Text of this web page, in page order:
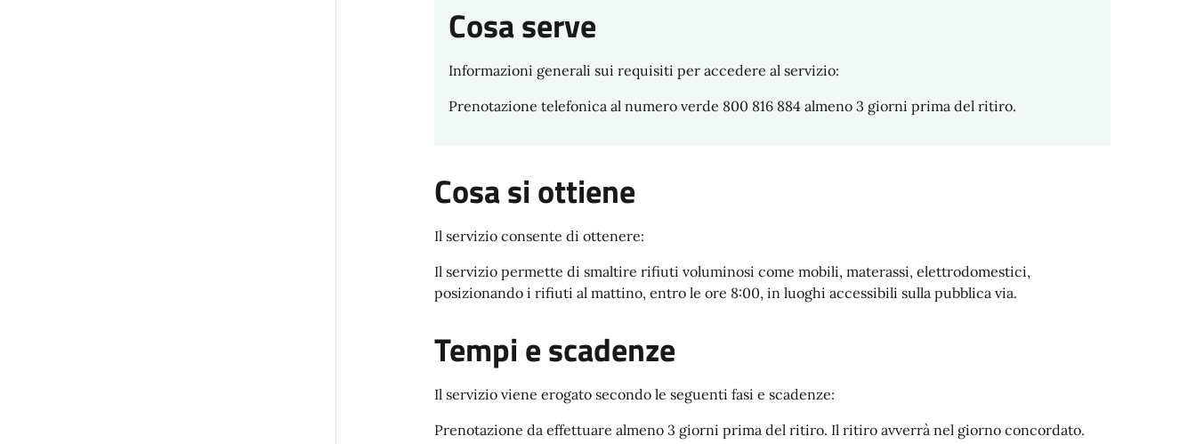
Cosa serve
Informazioni generali sui requisiti per accedere al servizio:
Prenotazione telefonica al numero verde 800 816 884 almeno 3 giorni prima del ritiro.
Cosa si ottiene
Il servizio consente di ottenere:
Il servizio permette di smaltire rifiuti voluminosi come mobili, materassi, elettrodomestici,
posizionando i rifiuti al mattino, entro le ore 8:00, in luoghi accessibili sulla pubblica via.
Tempi e scadenze
Il servizio viene erogato secondo le seguenti fasi e scadenze:
Prenotazione da effettuare almeno 3 giorni prima del ritiro. Il ritiro avverrà nel giorno concordato.